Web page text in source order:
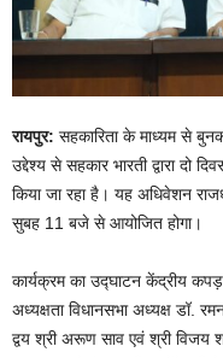
रायपुर: सहकारिता के माध्यम से
उद्देश्य से सहकार भारती द्वारा दो
किया जा रहा है। यह अधिवेशन
सुबह 11 बजे से आयोजित होगा।
कार्यक्रम का उद्घाटन केंद्रीय
अध्यक्षता विधानसभा अध्यक्ष डॉ.
द्वय श्री अरूण साव एवं श्री विजय